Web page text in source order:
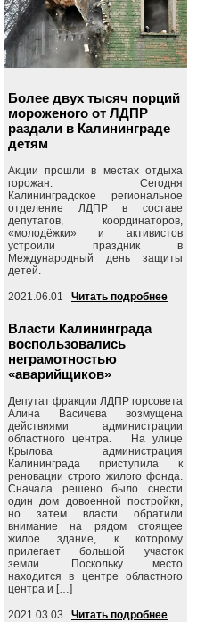
Более двух тысяч порций
мороженого от ЛДПР
раздали в Калининграде
детям
Акции прошли в местах отдыха
горожан. Сегодня
Калининградское региональное
отделение ЛДПР в составе
депутатов, координаторов,
«молодёжки» и активистов
устроили праздник в
Международный день защиты
детей.
2021.06.01 Читать подробнее
Власти Калининграда
воспользовались
неграмотностью
«аварийщиков»
Депутат фракции ЛДПР горсовета
Алина Васичева возмущена
действиями администрации
областного центра. На улице
Крылова администрация
Калининграда приступила к
реновации строго жилого фонда.
Сначала решено было снести
один дом довоенной постройки,
но затем власти обратили
внимание на рядом стоящее
жилое здание, к которому
прилегает большой участок
земли. Поскольку место
находится в центре областного
центра и […]
2021.03.03 Читать подробнее